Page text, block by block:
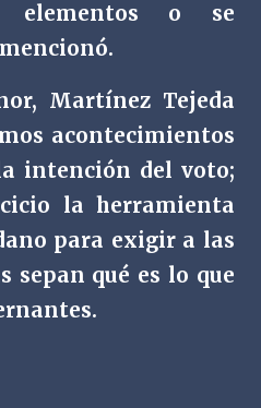
elementos o se
Martínez Tejeda
acontecimientos
intención del voto;
la herramienta
para exigir a las
sepan qué es lo que